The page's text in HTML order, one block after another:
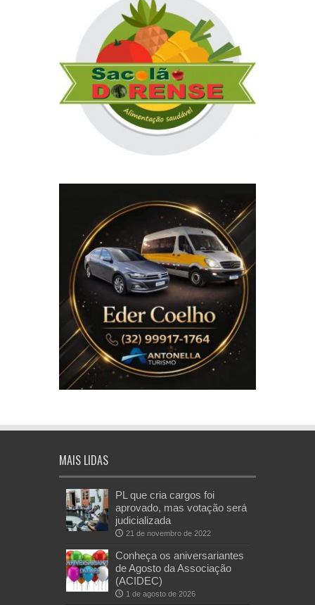
MAIS LIDAS
PL que cria cargos foi
aprovado, mas votação será
judicializada
21 de novembro de 2022
Conheça os aniversariantes
de Agosto da Associação
(ACIDEC)
1 de agosto de 2026